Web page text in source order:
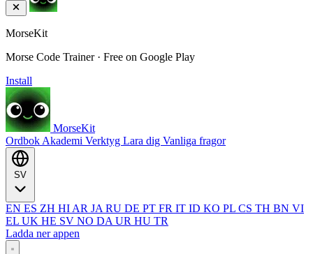
MorseKit
Morse Code Trainer · Free on Google Play
Install
MorseKit
Ordbok Akademi Verktyg Lara dig Vanliga fragor
EN ES ZH HI AR JA RU DE PT FR IT ID KO PL CS TH BN VI
EL UK HE SV NO DA UR HU TR
Ladda ner appen